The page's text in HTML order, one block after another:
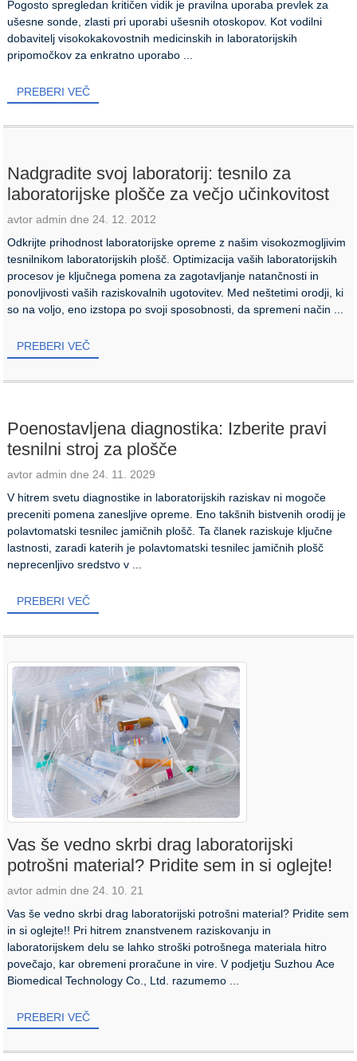
Pogosto spregledan kritičen vidik je pravilna uporaba prevlek za
ušesne sonde, zlasti pri uporabi ušesnih otoskopov. Kot vodilni
dobavitelj visokokakovostnih medicinskih in laboratorijskih
pripomočkov za enkratno uporabo ...
PREBERI VEČ
Nadgradite svoj laboratorij: tesnilo za
laboratorijske plošče za večjo učinkovitost
avtor admin dne 24. 12. 2012
Odkrijte prihodnost laboratorijske opreme z našim visokozmogljivim
tesnilnikom laboratorijskih plošč. Optimizacija vaših laboratorijskih
procesov je ključnega pomena za zagotavljanje natančnosti in
ponovljivosti vaših raziskovalnih ugotovitev. Med neštetimi orodji, ki
so na voljo, eno izstopa po svoji sposobnosti, da spremeni način ...
PREBERI VEČ
Poenostavljena diagnostika: Izberite pravi
tesnilni stroj za plošče
avtor admin dne 24. 11. 2029
V hitrem svetu diagnostike in laboratorijskih raziskav ni mogoče
preceniti pomena zanesljive opreme. Eno takšnih bistvenih orodij je
polavtomatski tesnilec jamičnih plošč. Ta članek raziskuje ključne
lastnosti, zaradi katerih je polavtomatski tesnilec jamičnih plošč
neprecenljivo sredstvo v ...
PREBERI VEČ
Vas še vedno skrbi drag laboratorijski
potrošni material? Pridite sem in si oglejte!
avtor admin dne 24. 10. 21
Vas še vedno skrbi drag laboratorijski potrošni material? Pridite sem
in si oglejte!! Pri hitrem znanstvenem raziskovanju in
laboratorijskem delu se lahko stroški potrošnega materiala hitro
povečajo, kar obremeni proračune in vire. V podjetju Suzhou Ace
Biomedical Technology Co., Ltd. razumemo ...
PREBERI VEČ